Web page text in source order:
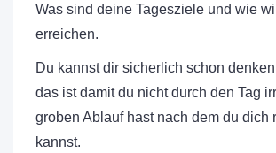
Was sind deine Tagesziele und wie
erreichen.
Du kannst dir sicherlich schon
das ist damit du nicht durch den Tag
groben Ablauf hast nach dem du dich
kannst.